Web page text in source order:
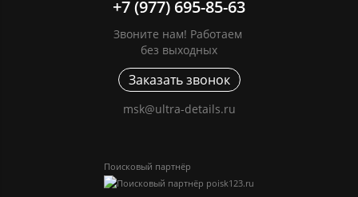
+7 (977) 695-85-63
Звоните нам! Работаем
без выходных
Заказать звонок
msk@ultra-details.ru
Поисковый партнёр